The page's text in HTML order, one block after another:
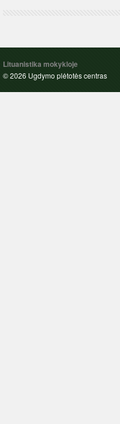
Lituanistika mokykloje
© 2026 Ugdymo plėtotės centras